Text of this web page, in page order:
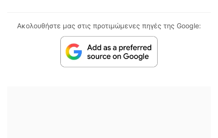
Ακολουθήστε μας στις προτιμώμενες πηγές της Google: